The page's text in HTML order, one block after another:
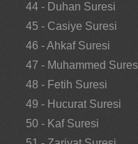
44 - Duhan Suresi
45 - Casiye Suresi
46 - Ahkaf Suresi
47 - Muhammed
48 - Fetih Suresi
49 - Hucurat Suresi
50 - Kaf Suresi